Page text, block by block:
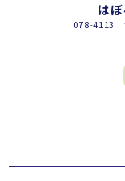
は
078-4113